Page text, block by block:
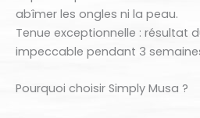
abîmer les ongles ni la peau.
Tenue exceptionnelle : résultat
impeccable pendant 3
Pourquoi choisir Simply Musa ?